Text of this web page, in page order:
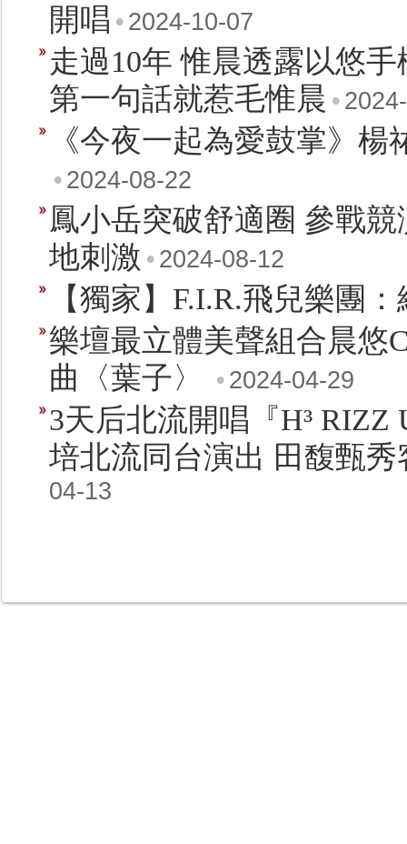
開唱 • 2024-10-07
走過10年 惟晨透露以悠
第一句話就惹毛惟晨 •
《今夜一起為愛鼓掌》
• 2024-08-22
鳳小岳突破舒適圈 參戰
地刺激 • 2024-08-12
【獨家】F.I.R.飛兒樂團
樂壇最立體美聲組合晨悠
曲〈葉子〉
• 2024-04-29
3天后北流開唱『H³
培北流同台演出 田馥甄
04-13